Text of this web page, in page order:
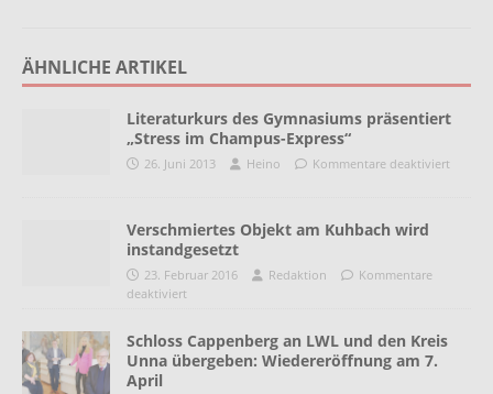
ÄHNLICHE ARTIKEL
Literaturkurs des Gymnasiums präsentiert
„Stress im Champus-Express“
26. Juni 2013 Heino Kommentare deaktiviert
Verschmiertes Objekt am Kuhbach wird
instandgesetzt
23. Februar 2016 Redaktion
Kommentare
deaktiviert
Schloss Cappenberg an LWL und den Kreis
Unna übergeben: Wiedereröffnung am 7.
April